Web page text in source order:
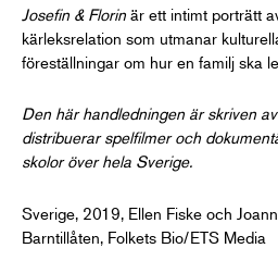
Josefin & Florin är ett intimt porträtt
kärleksrelation som utmanar
föreställningar om hur en familj ska
Den här handledningen är skriven
distribuerar spelfilmer och
skolor över hela Sverige.
Sverige, 2019, Ellen Fiske och
Barntillåten, Folkets Bio/ETS Media